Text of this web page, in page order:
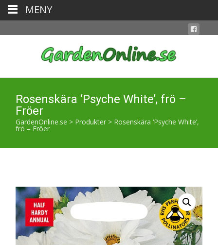
Rosenskära ‘Psyche White’, frö –
Fröer
GardenOnline.se > Produkter > Rosenskära ‘Psyche White’,
frö – Fröer
MENY